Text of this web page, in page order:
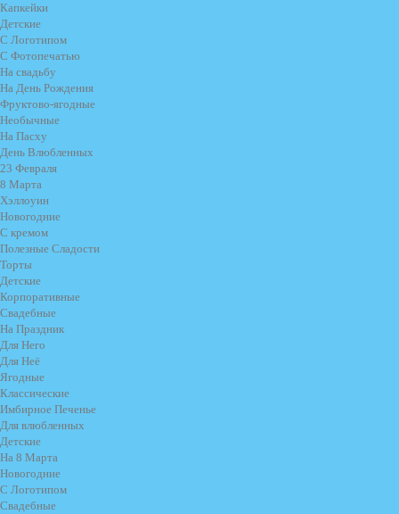
Капкейки
Детские
С Логотипом
С Фотопечатью
На свадьбу
На День Рождения
Фруктово-ягодные
Необычные
На Пасху
День Влюбленных
23 Февраля
8 Марта
Хэллоуин
Новогодние
С кремом
Полезные Сладости
Торты
Детские
Корпоративные
Свадебные
На Праздник
Для Него
Для Неё
Ягодные
Классические
Имбирное Печенье
Для влюбленных
Детские
На 8 Марта
Новогодние
С Логотипом
Свадебные